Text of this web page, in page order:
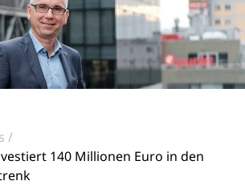
140 Millionen Euro in den